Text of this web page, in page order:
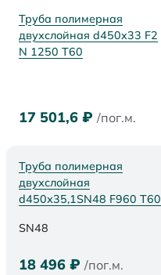
Труба полимерная
двухслойная d450x33 F2
N 1250 Т60
17 501,6 ₽ /пог.м.
Труба полимерная
двухслойная
d450х35,1SN48 F960 Т60
SN48
18 496 ₽ /пог.м.